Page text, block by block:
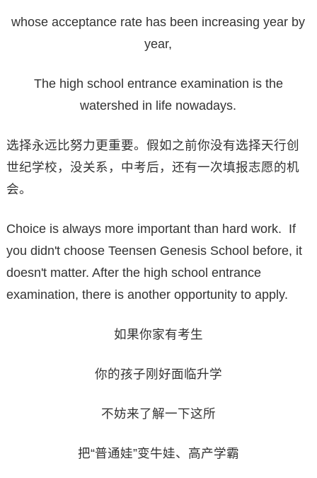
whose acceptance rate has been increasing year by
year,
The high school entrance examination is the
watershed in life nowadays.
选择永远比努力更重要。假如之前你没有选择天行创
世纪学校，没关系，中考后，还有一次填报志愿的机
会。
Choice is always more important than hard work. If
you didn't choose Teensen Genesis School before, it
doesn't matter. After the high school entrance
examination, there is another opportunity to apply.
如果你家有考生
你的孩子刚好面临升学
不妨来了解一下这所
把“普通娃”变牛娃、高产学霸